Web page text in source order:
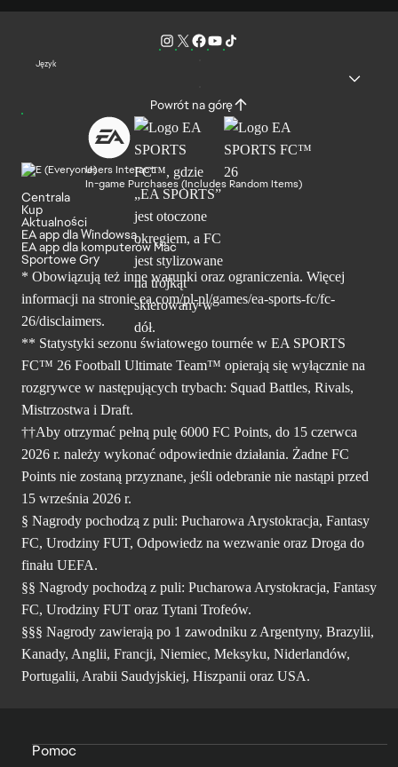
Język
Powrót na górę
Users Interact
In-game Purchases (Includes Random Items)
Centrala
Kup
Aktualności
EA app dla Windowsa
EA app dla komputerów Mac
Sportowe Gry
* Obowiązują też inne warunki oraz ograniczenia. Więcej
informacji na stronie ea.com/pl-pl/games/ea-sports-fc/fc-
26/disclaimers.
** Statystyki sezonu światowego tournée w EA SPORTS
FC™ 26 Football Ultimate Team™ opierają się wyłącznie na
rozgrywce w następujących trybach: Squad Battles, Rivals,
Mistrzostwa i Draft.
††Aby otrzymać pełną pulę 6000 FC Points, do 15 czerwca
2026 r. należy wykonać odpowiednie działania. Żadne FC
Points nie zostaną przyznane, jeśli odebranie nie nastąpi przed
15 września 2026 r.
§ Nagrody pochodzą z puli: Pucharowa Arystokracja, Fantasy
FC, Urodziny FUT, Odpowiedz na wezwanie oraz Droga do
finału UEFA.
§§ Nagrody pochodzą z puli: Pucharowa Arystokracja, Fantasy
FC, Urodziny FUT oraz Tytani Trofeów.
§§§ Nagrody zawierają po 1 zawodniku z Argentyny, Brazylii,
Kanady, Anglii, Francji, Niemiec, Meksyku, Niderlandów,
Portugalii, Arabii Saudyjskiej, Hiszpanii oraz USA.
Pomoc